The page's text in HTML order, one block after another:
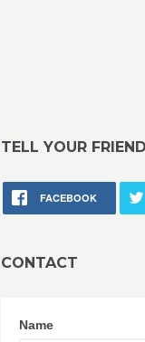
TELL YOUR
FACEBOOK
CONTACT
Name